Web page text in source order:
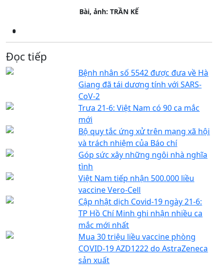
Bài, ảnh: TRẦN KẾ
Đọc tiếp
Bệnh nhân số 5542 được đưa về Hà
Giang đã tái dương tính với SARS-
CoV-2
Trưa 21-6: Việt Nam có 90 ca mắc
mới
Bộ quy tắc ứng xử trên mạng xã hội
và trách nhiệm của Báo chí
Góp sức xây những ngôi nhà nghĩa
tình
Việt Nam tiếp nhận 500.000 liều
vaccine Vero-Cell
Cập nhật dịch Covid-19 ngày 21-6:
TP Hồ Chí Minh ghi nhận nhiều ca
mắc mới nhất
Mua 30 triệu liều vaccine phòng
COVID-19 AZD1222 do AstraZeneca
sản xuất